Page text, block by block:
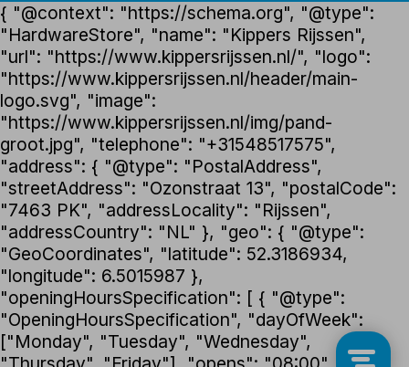
{ "@context": "https://schema.org", "@type":
"HardwareStore", "name": "Kippers Rijssen",
"url": "https://www.kippersrijssen.nl/", "logo":
"https://www.kippersrijssen.nl/header/main-
logo.svg", "image":
"https://www.kippersrijssen.nl/img/pand-
groot.jpg", "telephone": "+31548517575",
"address": { "@type": "PostalAddress",
"streetAddress": "Ozonstraat 13", "postalCode":
"7463 PK", "addressLocality": "Rijssen",
"addressCountry": "NL" }, "geo": { "@type":
"GeoCoordinates", "latitude": 52.3186934,
"longitude": 6.5015987 },
"openingHoursSpecification": [ { "@type":
"OpeningHoursSpecification", "dayOfWeek":
["Monday", "Tuesday", "Wednesday",